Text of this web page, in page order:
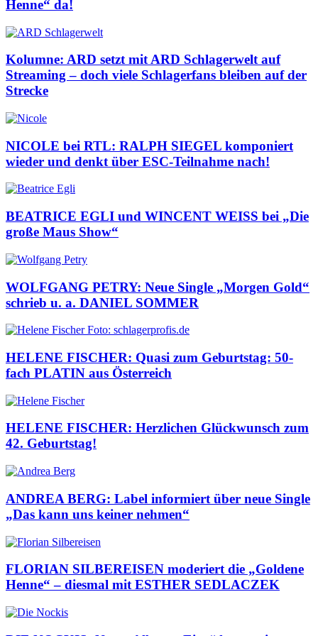
Henne“ da!
Kolumne: ARD setzt mit ARD Schlagerwelt auf
Streaming – doch viele Schlagerfans bleiben auf der
Strecke
NICOLE bei RTL: RALPH SIEGEL komponiert
wieder und denkt über ESC-Teilnahme nach!
BEATRICE EGLI und WINCENT WEISS bei „Die
große Maus Show“
WOLFGANG PETRY: Neue Single „Morgen Gold“
schrieb u. a. DANIEL SOMMER
HELENE FISCHER: Quasi zum Geburtstag: 50-
fach PLATIN aus Österreich
HELENE FISCHER: Herzlichen Glückwunsch zum
42. Geburtstag!
ANDREA BERG: Label informiert über neue Single
„Das kann uns keiner nehmen“
FLORIAN SILBEREISEN moderiert die „Goldene
Henne“ – diesmal mit ESTHER SEDLACZEK